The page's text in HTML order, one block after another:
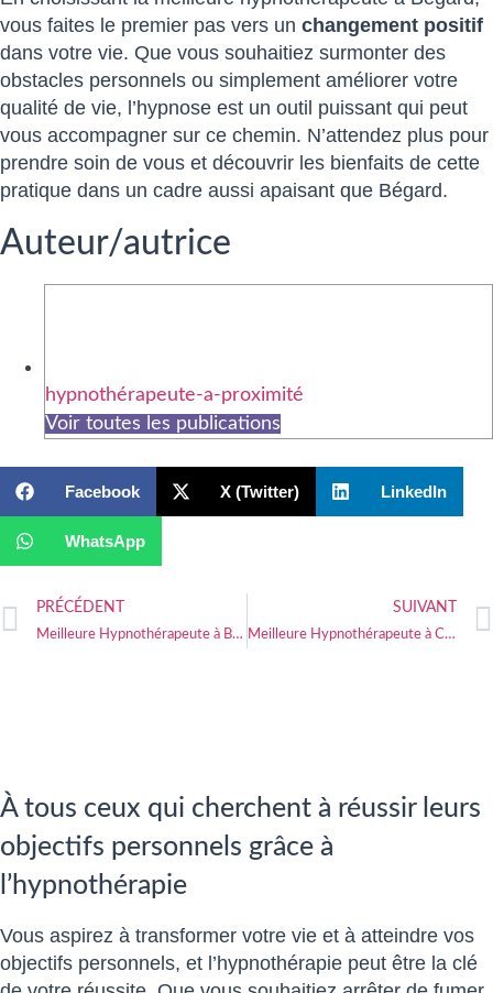
vous faites le premier pas vers un changement positif
dans votre vie. Que vous souhaitiez surmonter des
obstacles personnels ou simplement améliorer votre
qualité de vie, l’hypnose est un outil puissant qui peut
vous accompagner sur ce chemin. N’attendez plus pour
prendre soin de vous et découvrir les bienfaits de cette
pratique dans un cadre aussi apaisant que Bégard.
Auteur/autrice
hypnothérapeute-a-proximité
Voir toutes les publications
Facebook X (Twitter) LinkedIn
WhatsApp
PRÉCÉDENT
Meilleure Hypnothérapeute à Brienon-sur-Armançon
SUIVANT
Meilleure Hypnothérapeute à Callac
À tous ceux qui cherchent à réussir leurs
objectifs personnels grâce à
l’hypnothérapie
Vous aspirez à transformer votre vie et à atteindre vos
objectifs personnels, et l’hypnothérapie peut être la clé